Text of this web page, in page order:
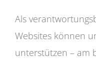
Als
Websites können
unterstützen – am